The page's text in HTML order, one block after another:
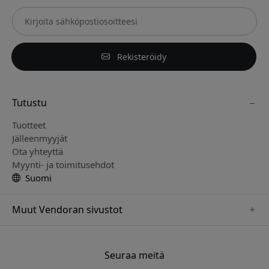
Rekisteröidy
Tutustu
Tuotteet
Jälleenmyyjät
Ota yhteyttä
Myynti- ja toimitusehdot
Suomi
Muut Vendoran sivustot
Seuraa meitä